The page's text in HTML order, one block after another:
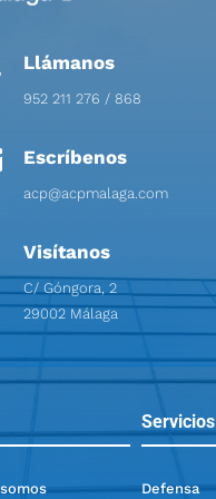
Llámanos
952 211 276 / 868
Escríbenos
acp@acpmalaga.com
Visítanos
C/ Góngora, 2
29002 Málaga
Servicios
Defensa